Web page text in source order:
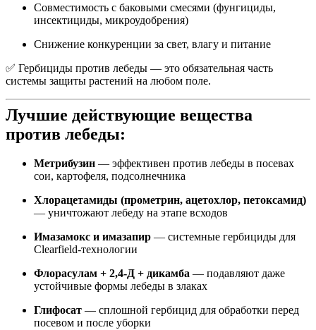
Совместимость с баковыми смесями (фунгициды,
инсектициды, микроудобрения)
Снижение конкуренции за свет, влагу и питание
✅ Гербициды против лебеды — это обязательная часть
системы защиты растений на любом поле.
Лучшие действующие вещества
против лебеды:
Метрибузин — эффективен против лебеды в посевах
сои, картофеля, подсолнечника
Хлорацетамиды (прометрин, ацетохлор, петоксамид)
— уничтожают лебеду на этапе всходов
Имазамокс и имазапир — системные гербициды для
Clearfield-технологии
Флорасулам + 2,4-Д + дикамба — подавляют даже
устойчивые формы лебеды в злаках
Глифосат — сплошной гербицид для обработки перед
посевом и после уборки